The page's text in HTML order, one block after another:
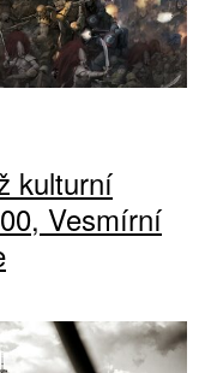
kulturní
Vesmírní